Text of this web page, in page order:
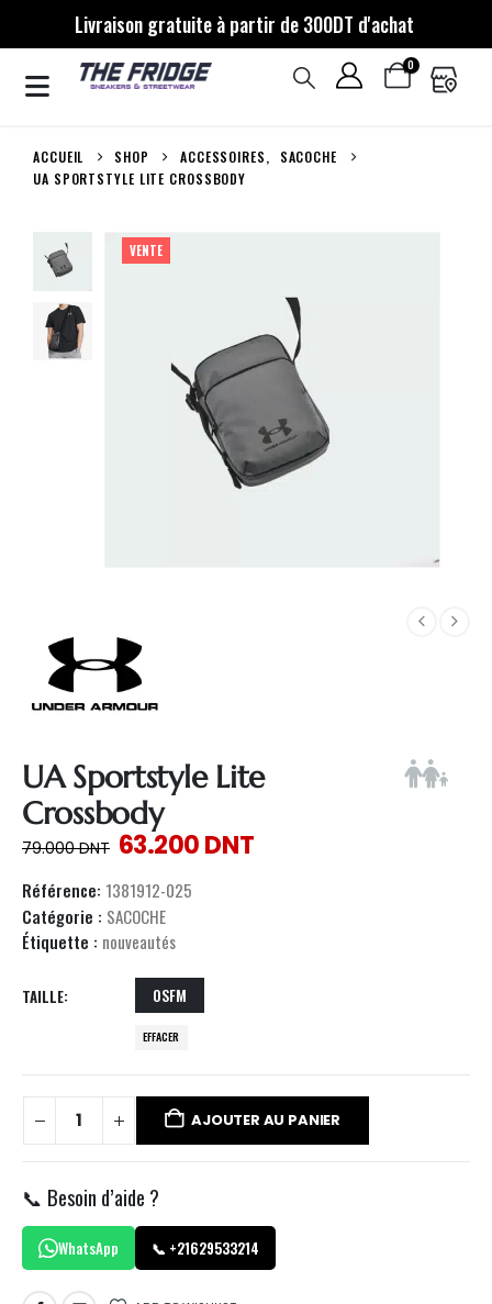
Livraison gratuite à partir de 300DT d'achat
0
ACCUEIL SHOP ACCESSOIRES,
SACOCHE
UA SPORTSTYLE LITE CROSSBODY
VENTE
UA Sportstyle Lite
Crossbody
79.000DNT 63.200DNT
Référence: 1381912-025
Catégorie : SACOCHE
Étiquette : nouveautés
TAILLE OSFM
EFFACER
AJOUTER AU PANIER
📞 Besoin d’aide ?
WhatsApp 📞 +21629533214